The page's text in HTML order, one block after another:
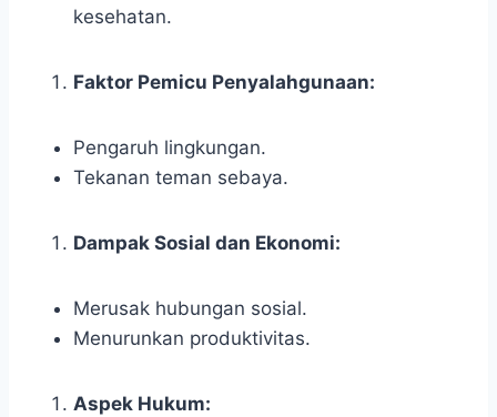
kesehatan.
Faktor Pemicu Penyalahgunaan:
Pengaruh lingkungan.
Tekanan teman sebaya.
Dampak Sosial dan Ekonomi:
Merusak hubungan sosial.
Menurunkan produktivitas.
Aspek Hukum: